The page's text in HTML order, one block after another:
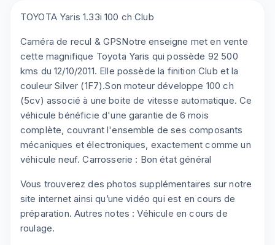
05 61 83 78 05
TOYOTA Yaris 1.33i 100 ch Club
Caméra de recul & GPSNotre enseigne met en vente
cette magnifique Toyota Yaris qui possède 92 500
kms du 12/10/2011. Elle possède la finition Club et la
couleur Silver (1F7).Son moteur développe 100 ch
(5cv) associé à une boite de vitesse automatique. Ce
véhicule bénéficie d'une garantie de 6 mois
complète, couvrant l'ensemble de ses composants
mécaniques et électroniques, exactement comme un
véhicule neuf. Carrosserie : Bon état général
Vous trouverez des photos supplémentaires sur notre
site internet ainsi qu’une vidéo qui est en cours de
préparation. Autres notes : Véhicule en cours de
roulage.